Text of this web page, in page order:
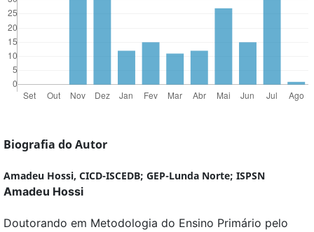
Biografia do Autor
Amadeu Hossi, CICD-ISCEDB; GEP-Lunda Norte; ISPSN
Amadeu Hossi
Doutorando em Metodologia do Ensino Primário pelo